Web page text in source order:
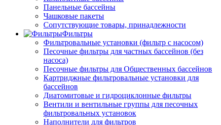
Панельные бассейны
Чашковые пакеты
Сопутствующие товары, принадлежности
Фильтры
Фильтровальные установки (фильтр с насосом)
Песочные фильтры для частных бассейнов (без
насоса)
Песочные фильтры для Общественных бассейнов
Картриджные фильтровальные установки для
бассейнов
Диатомитовые и гидроциклонные фильтры
Вентили и вентильные группы для песочных
фильтровальных установок
Наполнители для фильтров